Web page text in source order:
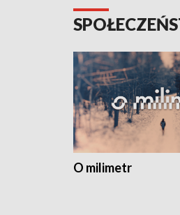
O milimetr